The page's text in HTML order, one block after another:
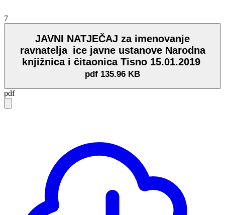
7
JAVNI NATJEČAJ za imenovanje
ravnatelja_ice javne ustanove Narodna
knjižnica i čitaonica Tisno 15.01.2019
pdf 135.96 KB
pdf